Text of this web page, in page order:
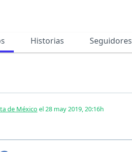
Historias Seguidores
de México el 28 may 2019, 20:16h